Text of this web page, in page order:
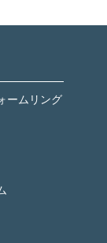
ームリング